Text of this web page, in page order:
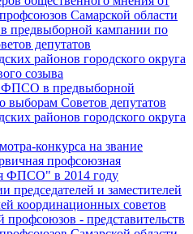
Самарской области
предвыборной кампании по
депутатов
районов городского округа
созыва
ФПСО в предвыборной
выборам Советов депутатов
районов городского округа
конкурса на звание
профсоюзная
ФПСО" в 2014 году
председателей и заместителей
координационных советов
профсоюзов - представительств